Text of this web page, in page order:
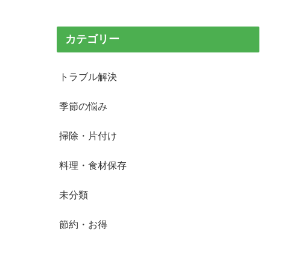
カテゴリー
トラブル解決
季節の悩み
掃除・片付け
料理・食材保存
未分類
節約・お得